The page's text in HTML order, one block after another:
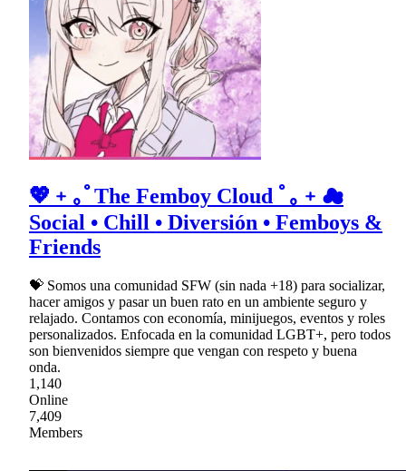
💖﹢｡ﾟThe Femboy Cloud ﾟ｡﹢☁
Social • Chill • Diversión • Femboys &
Friends
💝 Somos una comunidad SFW (sin nada +18) para socializar,
hacer amigos y pasar un buen rato en un ambiente seguro y
relajado. Contamos con economía, minijuegos, eventos y roles
personalizados. Enfocada en la comunidad LGBT+, pero todos
son bienvenidos siempre que vengan con respeto y buena
onda.
1,140
Online
7,409
Members